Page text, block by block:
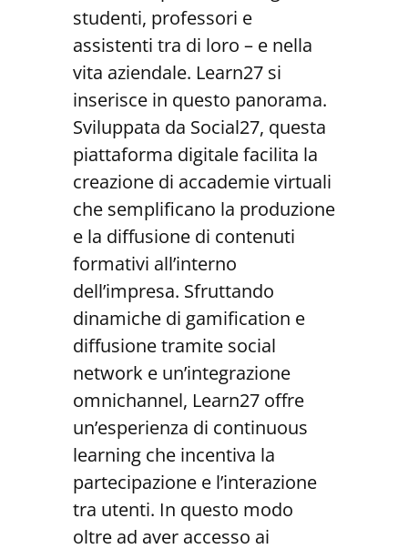
studenti, professori e
assistenti tra di loro – e nella
vita aziendale. Learn27 si
inserisce in questo panorama.
Sviluppata da Social27, questa
piattaforma digitale facilita la
creazione di accademie virtuali
che semplificano la produzione
e la diffusione di contenuti
formativi all’interno
dell’impresa. Sfruttando
dinamiche di gamification e
diffusione tramite social
network e un’integrazione
omnichannel, Learn27 offre
un’esperienza di continuous
learning che incentiva la
partecipazione e l’interazione
tra utenti. In questo modo
oltre ad aver accesso ai